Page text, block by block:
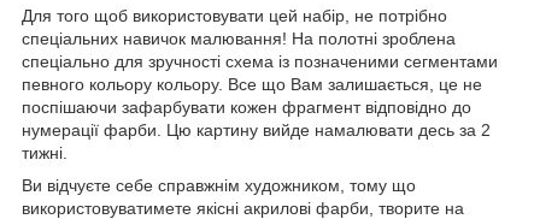
Для того щоб використовувати цей набір, не потрібно
спеціальних навичок малювання! На полотні зроблена
спеціально для зручності схема із позначеними сегментами
певного кольору кольору. Все що Вам залишається, це не
поспішаючи зафарбувати кожен фрагмент відповідно до
нумерації фарби. Цю картину вийде намалювати десь за 2
тижні.
Ви відчуєте себе справжнім художником, тому що
використовуватимете якісні акрилові фарби, творите на